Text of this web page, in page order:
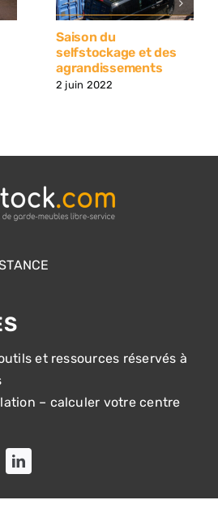
Saison du
selfstockage et des
agrandissements
2 juin 2022
et ressources réservés à
– calculer votre centre